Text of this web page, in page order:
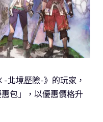
-北境歷險-》的玩家，
包」，以優惠價格升